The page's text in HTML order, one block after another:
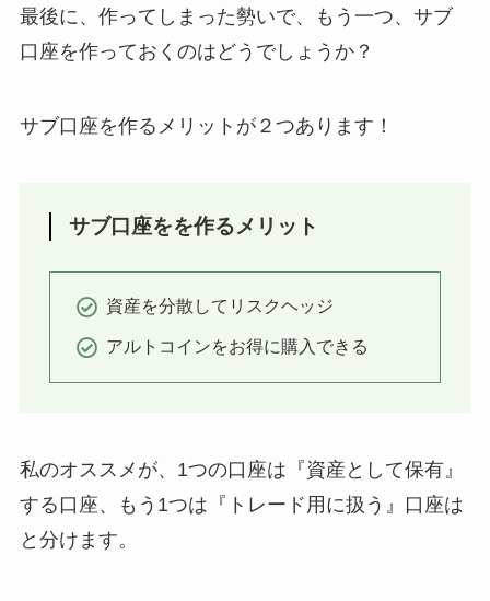
最後に、作ってしまった勢いで、もう一つ、サブ
口座を作っておくのはどうでしょうか？
サブ口座を作るメリットが２つあります！
サブ口座をを作るメリット
資産を分散してリスクヘッジ
アルトコインをお得に購入できる
私のオススメが、1つの口座は『資産として保有』
する口座、もう1つは『トレード用に扱う』口座は
と分けます。